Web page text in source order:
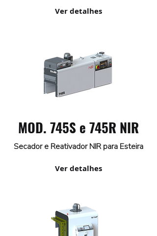
Ver detalhes
MOD. 745S e 745R NIR
Secador e Reativador NIR para Esteira
Ver detalhes